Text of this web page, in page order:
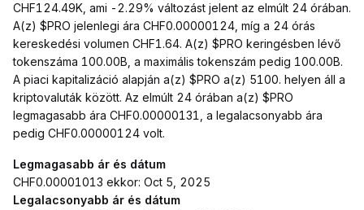
CHF124.49K, ami -2.29% változást jelent az elmúlt 24 órában.
A(z) $PRO jelenlegi ára CHF0.00000124, míg a 24 órás
kereskedési volumen CHF1.64. A(z) $PRO keringésben lévő
tokenszáma 100.00B, a maximális tokenszám pedig 100.00B.
A piaci kapitalizáció alapján a(z) $PRO a(z) 5100. helyen áll a
kriptovaluták között. Az elmúlt 24 órában a(z) $PRO
legmagasabb ára CHF0.00000131, a legalacsonyabb ára
pedig CHF0.00000124 volt.
Legmagasabb ár és dátum
CHF0.00001013 ekkor: Oct 5, 2025
Legalacsonyabb ár és dátum